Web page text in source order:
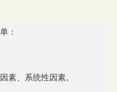
：
素、系统性因素。